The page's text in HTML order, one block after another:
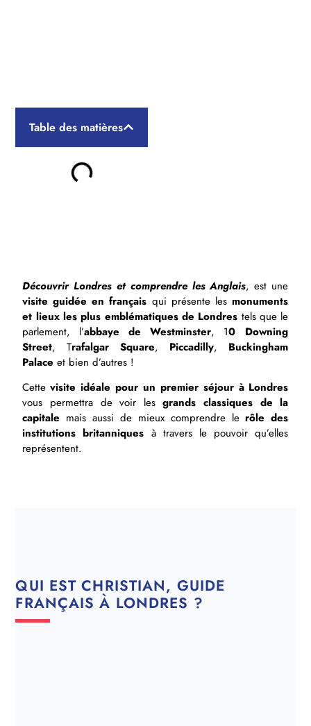
Table des matières
Découvrir Londres et comprendre les Anglais, est une
visite guidée en français qui présente lesmonuments
et lieux les plus emblématiques de Londres tels que le
parlement, l’abbaye de Westminster, 10 Downing
Street, Trafalgar Square, Piccadilly, Buckingham
Palace et bien d’autres !
Cettevisite idéale pour un premier séjour à Londres
vous permettra de voir lesgrands classiques de la
capitale mais aussi de mieux comprendre lerôle des
institutions britanniques à travers le pouvoir qu’elles
représentent.
QUI EST CHRISTIAN, GUIDE
FRANÇAIS À LONDRES ?